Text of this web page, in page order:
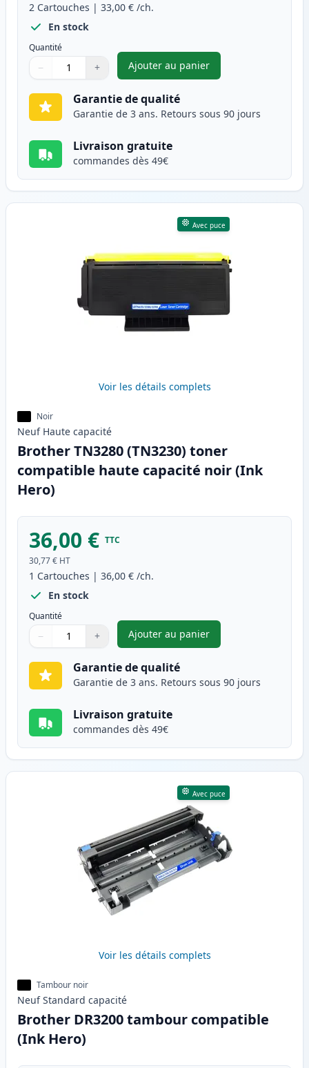
2 Cartouches | 33,00 € /ch.
En stock
Quantité
Quantité
Utilisez les boutons pour ajuster
− +
Quantité
Ajouter au panier
,Pack de 2 Brother TN3280
Garantie de qualité
Garantie de 3 ans. Retours sous 90 jours
Livraison gratuite
commandes dès 49€
Avec puce
Voir les détails complets
Noir
Neuf Haute capacité
Brother TN3280 (TN3230) toner
compatible haute capacité noir (Ink
Hero)
36,00 € TTC
30,77 € HT
1 Cartouches | 36,00 € /ch.
En stock
Quantité
Quantité
Utilisez les boutons pour ajuster
− +
Quantité
Ajouter au panier
,Brother TN3280 (TN3230)
Garantie de qualité
Garantie de 3 ans. Retours sous 90 jours
Livraison gratuite
commandes dès 49€
Avec puce
Voir les détails complets
Tambour noir
Neuf Standard capacité
Brother DR3200 tambour compatible
(Ink Hero)